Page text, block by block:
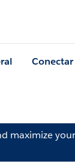
Conectar
maximize